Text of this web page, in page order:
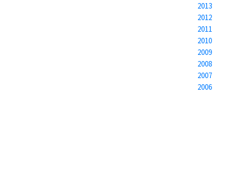
2013
2012
2011
2010
2009
2008
2007
2006